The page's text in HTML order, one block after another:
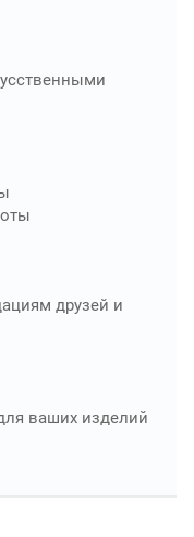
друзей и
ваших изделий